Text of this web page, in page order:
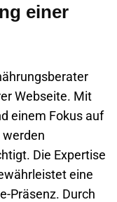
einer
Webseite. Mit
einem Fokus auf
Die Expertise
eine
Präsenz. Durch